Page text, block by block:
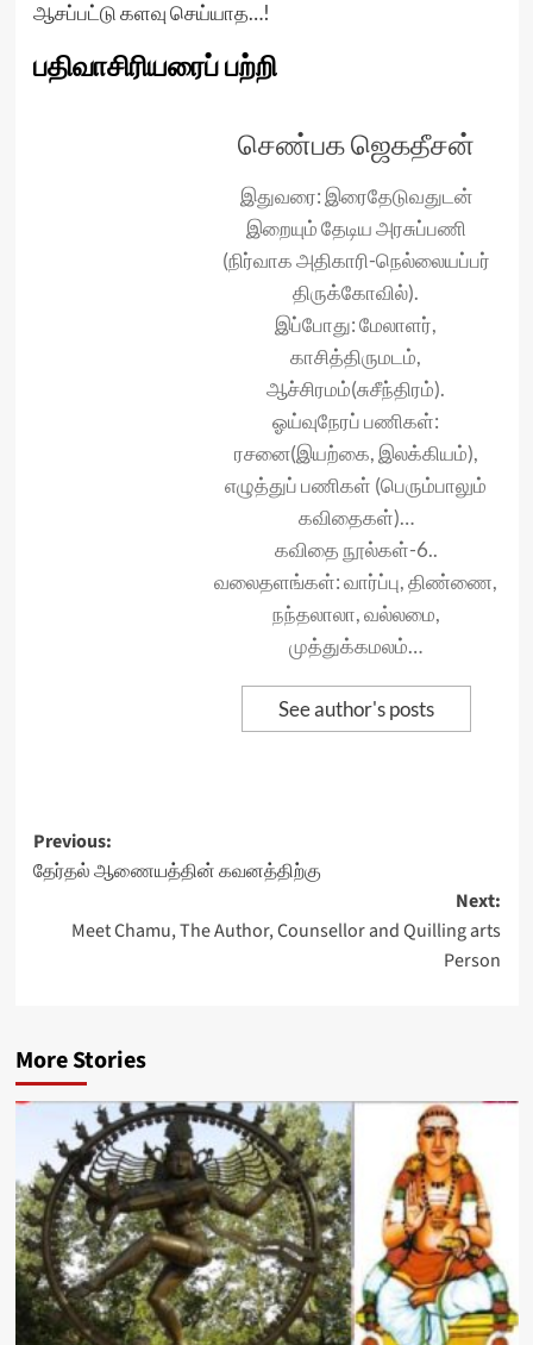
ஆசப்பட்டு களவு செய்யாத…!
பதிவாசிரியரைப் பற்றி
செண்பக ஜெகதீசன்
இதுவரை: இரைதேடுவதுடன்
இறையும் தேடிய அரசுப்பணி
(நிர்வாக அதிகாரி-நெல்லையப்பர்
திருக்கோவில்).
இப்போது: மேலாளர்,
காசித்திருமடம்,
ஆச்சிரமம்(சுசீந்திரம்).
ஓய்வுநேரப் பணிகள்:
ரசனை(இயற்கை, இலக்கியம்),
எழுத்துப் பணிகள் (பெரும்பாலும்
கவிதைகள்)…
கவிதை நூல்கள்-6..
வலைதளங்கள்: வார்ப்பு, திண்ணை,
நந்தலாலா, வல்லமை,
முத்துக்கமலம்…
See author's posts
Post
navigation
Previous:
தேர்தல் ஆணையத்தின் கவனத்திற்கு
Next:
Meet Chamu, The Author, Counsellor and Quilling arts
Person
More Stories